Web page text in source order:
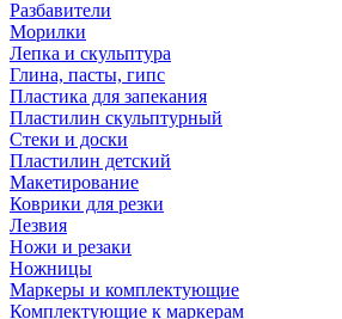
Разбавители
Морилки
Лепка и скульптура
Глина, пасты, гипс
Пластика для запекания
Пластилин скульптурный
Стеки и доски
Пластилин детский
Макетирование
Коврики для резки
Лезвия
Ножи и резаки
Ножницы
Маркеры и комплектующие
Комплектующие к маркерам